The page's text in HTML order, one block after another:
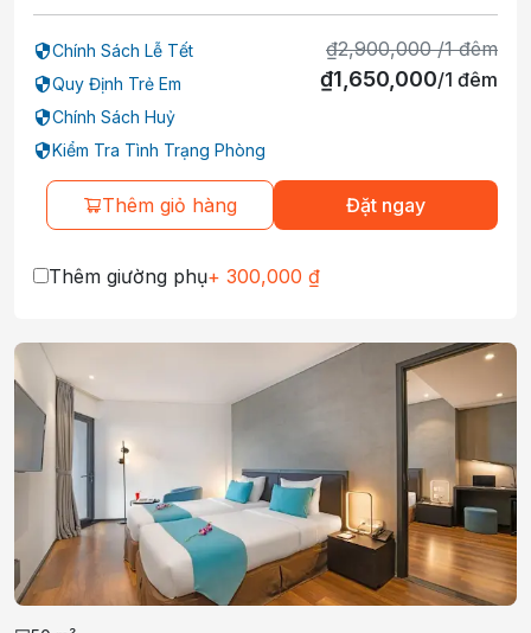
Chính Sách Lễ Tết
Quy Định Trẻ Em
Chính Sách Huỷ
Kiểm Tra Tình Trạng Phòng
₫2,900,000 /1 đêm
₫1,650,000/1 đêm
Thêm giỏ hàng Đặt ngay
Thêm giường phụ+ 300,000 ₫